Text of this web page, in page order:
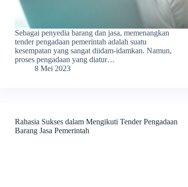
Sebagai penyedia barang dan jasa, memenangkan
tender pengadaan pemerintah adalah suatu
kesempatan yang sangat diidam-idamkan. Namun,
proses pengadaan yang diatur…
8 Mei 2023
Rahasia Sukses dalam Mengikuti Tender Pengadaan
Barang Jasa Pemerintah